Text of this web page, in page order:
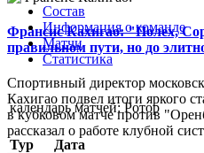
Франсис Кахигао: "Полех,
правильном пути, но до
Спортивный директор
Кахигао подвел итоги яркого
в кубковом матче против
рассказал о работе клубной
Состав
Информация о команде
Матчи
Статистика
календарь матчей: Ротор
Тур Дата